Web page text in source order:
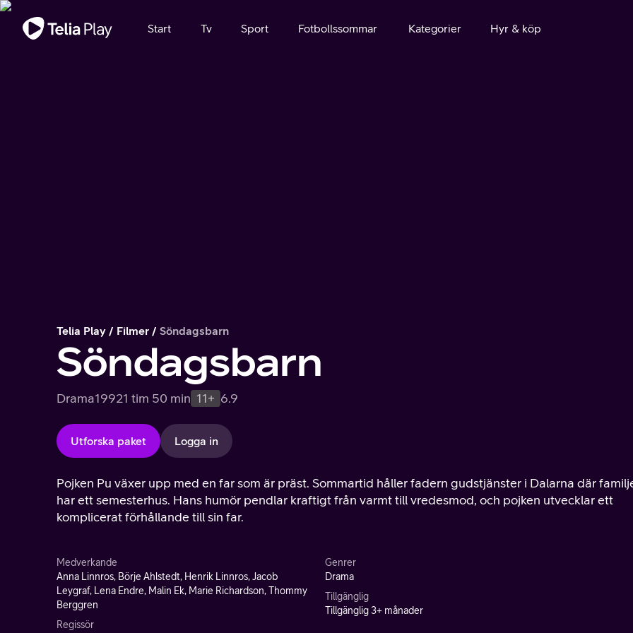
Viktigt meddelande
Start Tv Sport Fotbollssommar Kategorier Hyr & köp
Telia Play Filmer Söndagsbarn
Söndagsbarn
Drama19921 tim 50 min 11+ 6.9
Utforska paket Logga in
Pojken Pu växer upp med en far som är präst. Sommartid håller fadern gudstjänster i Dalarna där
har ett semesterhus. Hans humör pendlar kraftigt från varmt till vredesmod, och pojken utvecklar ett
komplicerat förhållande till sin far.
Medverkande
Anna Linnros, Börje Ahlstedt, Henrik Linnros, Jacob
Leygraf, Lena Endre, Malin Ek, Marie Richardson, Thommy
Berggren
Regissör
Genrer
Drama
Tillgänglig
Tillgänglig 3+ månader